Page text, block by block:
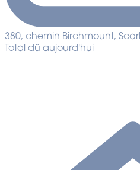
380, chemin Birchmount,
Total dû aujourd'hui